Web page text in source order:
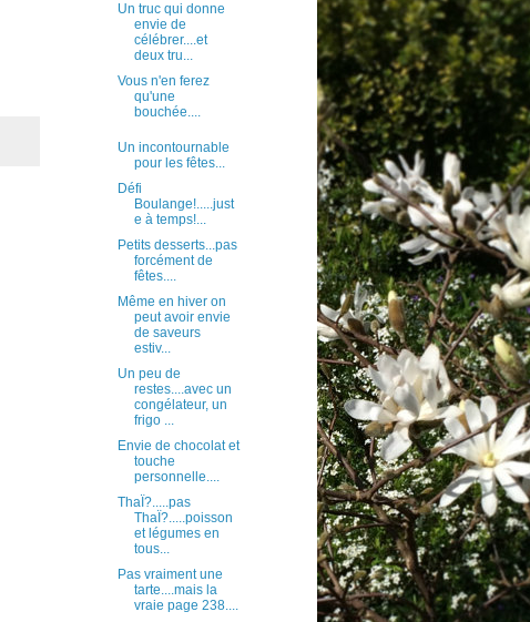
Un truc qui donne
envie de
célébrer....et
deux tru...
Vous n'en ferez
qu'une
bouchée....
Un incontournable
pour les fêtes...
Défi
Boulange!.....just
e à temps!...
Petits desserts...pas
forcément de
fêtes....
Même en hiver on
peut avoir envie
de saveurs
estiv...
Un peu de
restes....avec un
congélateur, un
frigo ...
Envie de chocolat et
touche
personnelle....
ThaÏ?.....pas
ThaÏ?.....poisson
et légumes en
tous...
Pas vraiment une
tarte....mais la
vraie page 238....